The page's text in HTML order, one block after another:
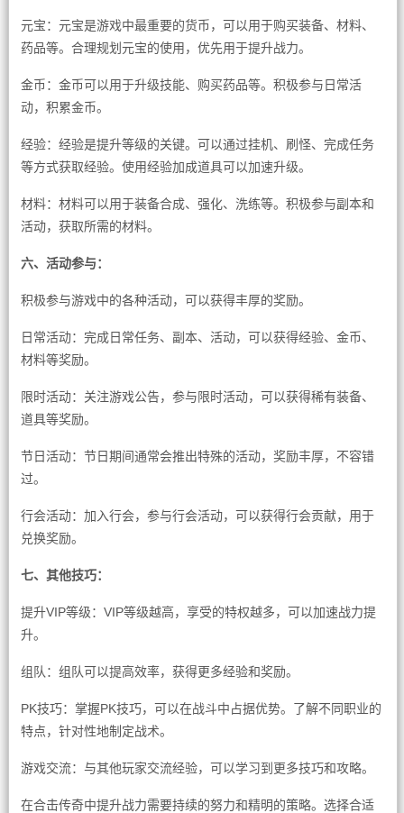
元宝：元宝是游戏中最重要的货币，可以用于购买装备、材料、
药品等。合理规划元宝的使用，优先用于提升战力。
金币：金币可以用于升级技能、购买药品等。积极参与日常活
动，积累金币。
经验：经验是提升等级的关键。可以通过挂机、刷怪、完成任务
等方式获取经验。使用经验加成道具可以加速升级。
材料：材料可以用于装备合成、强化、洗练等。积极参与副本和
活动，获取所需的材料。
六、活动参与：
积极参与游戏中的各种活动，可以获得丰厚的奖励。
日常活动：完成日常任务、副本、活动，可以获得经验、金币、
材料等奖励。
限时活动：关注游戏公告，参与限时活动，可以获得稀有装备、
道具等奖励。
节日活动：节日期间通常会推出特殊的活动，奖励丰厚，不容错
过。
行会活动：加入行会，参与行会活动，可以获得行会贡献，用于
兑换奖励。
七、其他技巧：
提升VIP等级：VIP等级越高，享受的特权越多，可以加速战力提
升。
组队：组队可以提高效率，获得更多经验和奖励。
PK技巧：掌握PK技巧，可以在战斗中占据优势。了解不同职业的
特点，针对性地制定战术。
游戏交流：与其他玩家交流经验，可以学习到更多技巧和攻略。
在合击传奇中提升战力需要持续的努力和精明的策略。选择合适